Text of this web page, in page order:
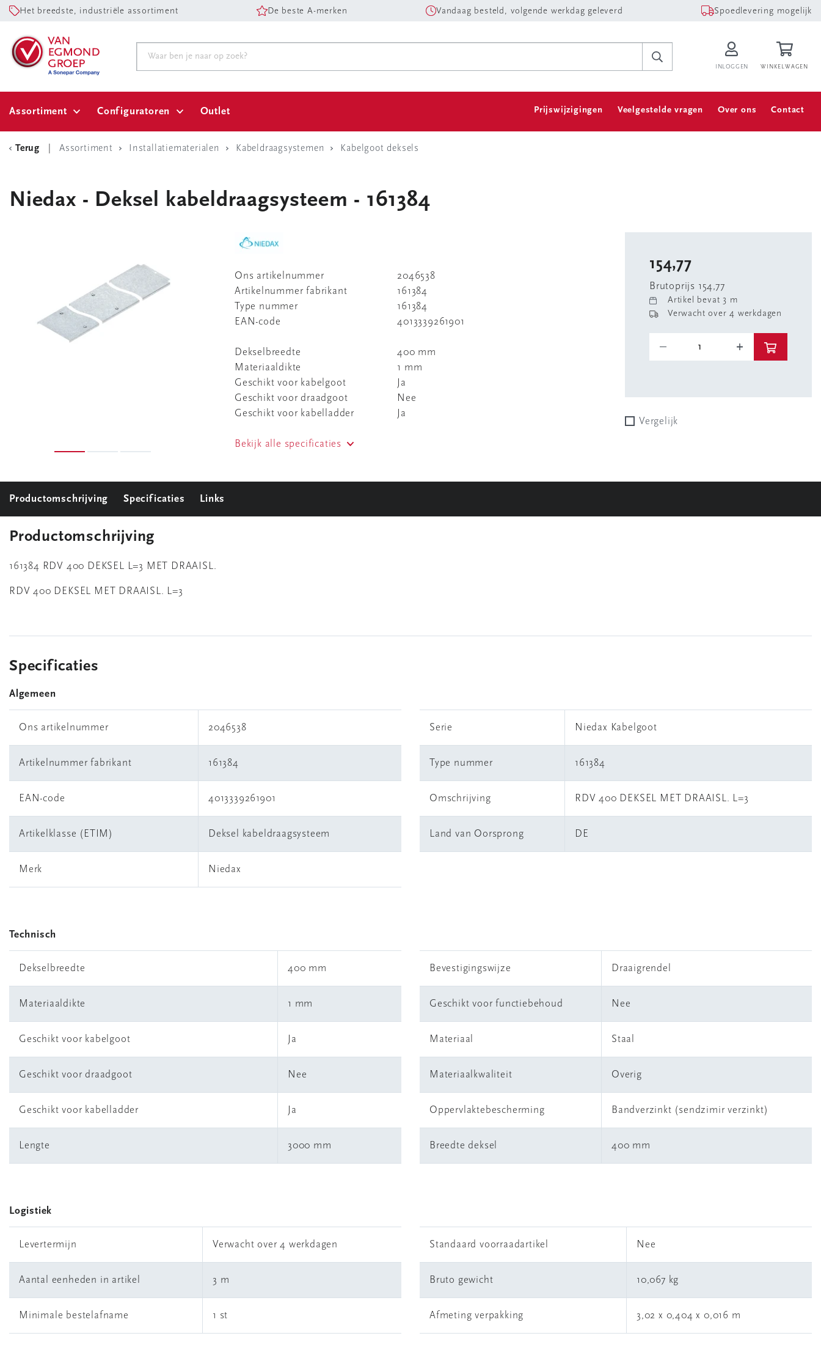
Het breedste, industriële assortiment De beste A-merken Vandaag besteld, volgende werkdag geleverd Spoedlevering mogelijk
INLOGGEN WINKELWAGEN
Assortiment Configuratoren Outlet Prijswijzigingen Veelgestelde vragen Over ons Contact
Terug Assortiment Installatiematerialen Kabeldraagsystemen Kabelgoot deksels
Niedax - Deksel kabeldraagsysteem - 161384
Ons artikelnummer
2046538
Artikelnummer fabrikant
161384
Type nummer
161384
EAN-code
4013339261901
Dekselbreedte
400 mm
Materiaaldikte
1 mm
Geschikt voor kabelgoot
Ja
Geschikt voor draadgoot
Nee
Geschikt voor kabelladder
Ja
Bekijk alle specificaties
154,77
Brutoprijs 154,77
Artikel bevat 3 m
Verwacht over 4 werkdagen
Vergelijk
Productomschrijving Specificaties Links
Productomschrijving
161384 RDV 400 DEKSEL L=3 MET DRAAISL.
RDV 400 DEKSEL MET DRAAISL. L=3
Specificaties
Algemeen
Ons artikelnummer 2046538
Artikelnummer fabrikant 161384
EAN-code 4013339261901
Artikelklasse (ETIM) Deksel kabeldraagsysteem
Merk Niedax
Serie Niedax Kabelgoot
Type nummer 161384
Omschrijving RDV 400 DEKSEL MET DRAAISL. L=3
Land van Oorsprong DE
Technisch
Dekselbreedte 400 mm
Materiaaldikte 1 mm
Geschikt voor kabelgoot Ja
Geschikt voor draadgoot Nee
Geschikt voor kabelladder Ja
Lengte 3000 mm
Bevestigingswijze Draaigrendel
Geschikt voor functiebehoud Nee
Materiaal Staal
Materiaalkwaliteit Overig
Oppervlaktebescherming Bandverzinkt (sendzimir verzinkt)
Breedte deksel 400 mm
Logistiek
Levertermijn Verwacht over 4 werkdagen
Aantal eenheden in artikel 3 m
Minimale bestelafname 1 st
Standaard voorraadartikel Nee
Bruto gewicht 10,067 kg
Afmeting verpakking 3,02 x 0,404 x 0,016 m